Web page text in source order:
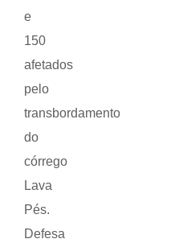
e
150
afetados
pelo
transbordamento
do
córrego
Lava
Pés.
Defesa